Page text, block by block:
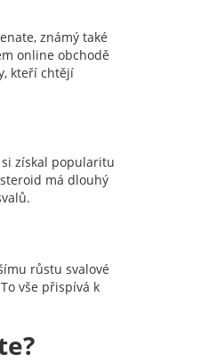
známý také
online obchodě
kteří chtějí
získal popularitu
má dlouhý
růstu svalové
vše přispívá k